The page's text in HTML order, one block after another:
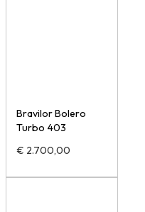
Bravilor Bolero
Turbo 403
€ 2.700,00